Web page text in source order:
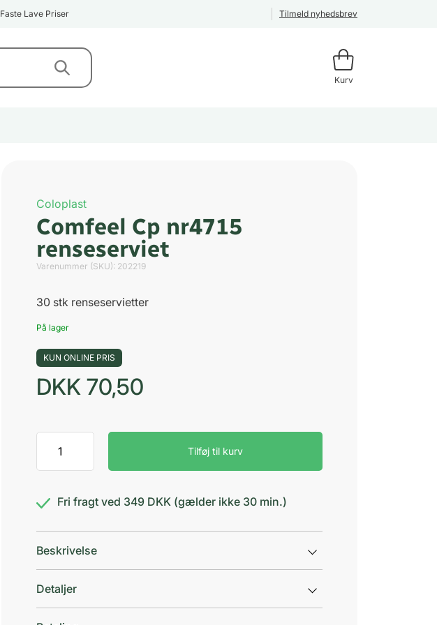
Faste Lave Priser Tilmeld nyhedsbrev
Kurv
Coloplast
Comfeel Cp nr4715
renseserviet
Varenummer (SKU): 202219
30 stk renseservietter
På lager
KUN ONLINE PRIS
DKK 70,50
nr4715
antal
Tilføj til kurv
Fri fragt ved 349 DKK (gælder ikke 30 min.)
Beskrivelse
Detaljer